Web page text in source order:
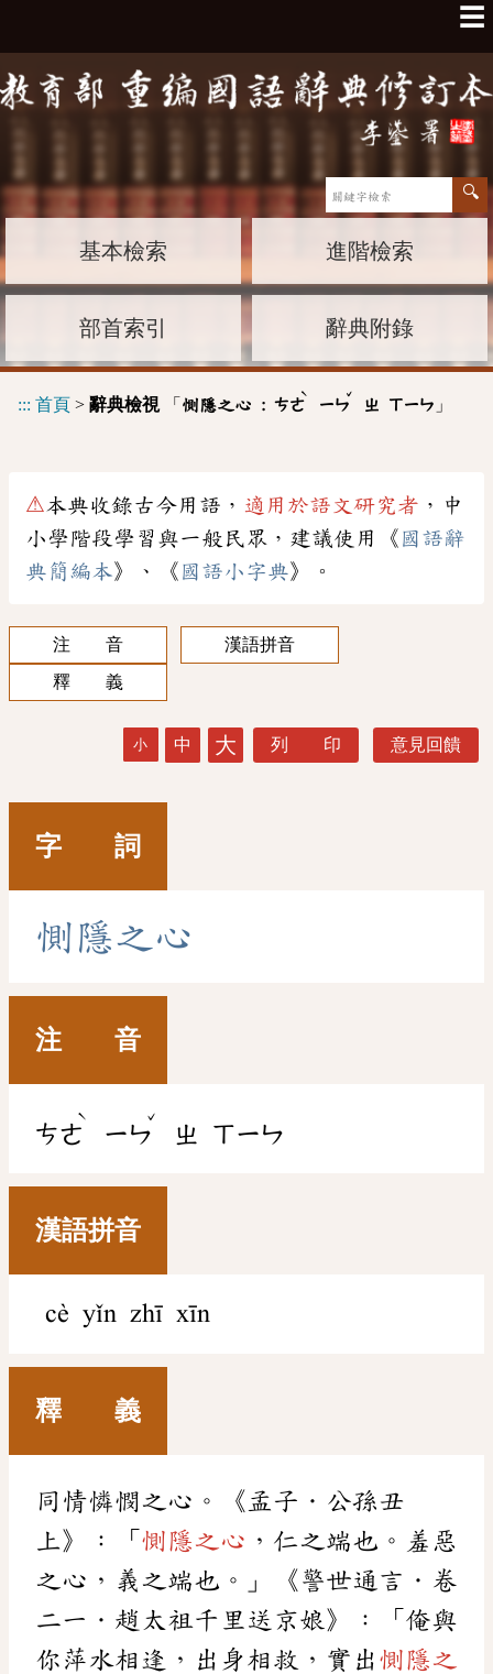
☰
基本檢索 進階檢索
部首索引 辭典附錄
::: 首頁 > 辭典檢視「 惻隱之心 : ㄘㄜ
ˋ
ㄧㄣ
ˇ
ㄓ ㄒㄧㄣ 」
⚠本典收錄古今用語， 適用於語文研究者 ，中
小學階段學習與一般民眾，建議使用《 國語辭
典簡編本》、《 國語小字典》。
注 音
漢語拼音
釋 義
小 中 大 列 印 意見回饋
字 詞
惻隱之 心
注 音
ㄘㄜ
ˋ
ㄧㄣ
ˇ
ㄓ ㄒㄧㄣ
漢語拼音
cè yǐn zhī xīn
釋 義
同情憐憫之心。《孟子．公孫丑
上》：「 惻隱之心 ，仁之端也。羞惡
之心，義之端也。」《警世通言．卷
二一．趙太祖千里送京娘》：「俺與
你萍水相逢，出身相救，實出 惻隱之